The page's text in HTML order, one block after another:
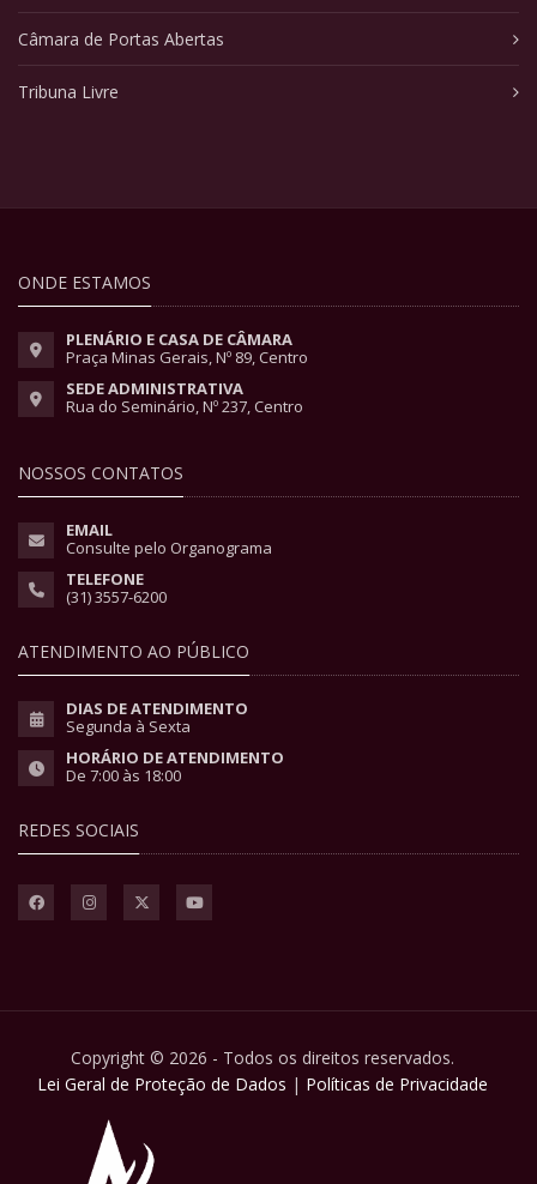
Câmara de Portas Abertas
Tribuna Livre
ONDE ESTAMOS
PLENÁRIO E CASA DE CÂMARA
Praça Minas Gerais, Nº 89, Centro
SEDE ADMINISTRATIVA
Rua do Seminário, Nº 237, Centro
NOSSOS CONTATOS
EMAIL
Consulte pelo Organograma
TELEFONE
(31) 3557-6200
ATENDIMENTO AO PÚBLICO
DIAS DE ATENDIMENTO
Segunda à Sexta
HORÁRIO DE ATENDIMENTO
De 7:00 às 18:00
REDES SOCIAIS
Copyright © 2026 - Todos os direitos reservados.
Lei Geral de Proteção de Dados | Políticas de Privacidade